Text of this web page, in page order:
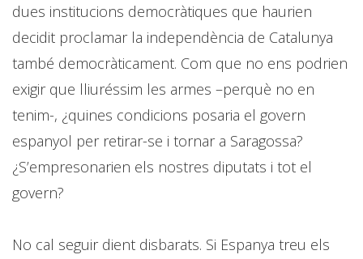
dues institucions democràtiques que haurien
decidit proclamar la independència de Catalunya
també democràticament. Com que no ens podrien
exigir que lliuréssim les armes –perquè no en
tenim-, ¿quines condicions posaria el govern
espanyol per retirar-se i tornar a Saragossa?
¿S’empresonarien els nostres diputats i tot el
govern?
No cal seguir dient disbarats. Si Espanya treu els